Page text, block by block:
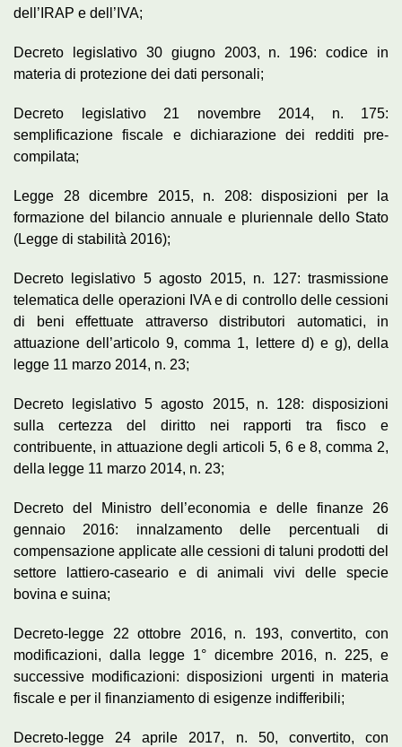
dell’IRAP e dell’IVA;
Decreto legislativo 30 giugno 2003, n. 196: codice in
materia di protezione dei dati personali;
Decreto legislativo 21 novembre 2014, n. 175:
semplificazione fiscale e dichiarazione dei redditi pre-
compilata;
Legge 28 dicembre 2015, n. 208: disposizioni per la
formazione del bilancio annuale e pluriennale dello Stato
(Legge di stabilità 2016);
Decreto legislativo 5 agosto 2015, n. 127: trasmissione
telematica delle operazioni IVA e di controllo delle cessioni
di beni effettuate attraverso distributori automatici, in
attuazione dell’articolo 9, comma 1, lettere d) e g), della
legge 11 marzo 2014, n. 23;
Decreto legislativo 5 agosto 2015, n. 128: disposizioni
sulla certezza del diritto nei rapporti tra fisco e
contribuente, in attuazione degli articoli 5, 6 e 8, comma 2,
della legge 11 marzo 2014, n. 23;
Decreto del Ministro dell’economia e delle finanze 26
gennaio 2016: innalzamento delle percentuali di
compensazione applicate alle cessioni di taluni prodotti del
settore lattiero-caseario e di animali vivi delle specie
bovina e suina;
Decreto-legge 22 ottobre 2016, n. 193, convertito, con
modificazioni, dalla legge 1° dicembre 2016, n. 225, e
successive modificazioni: disposizioni urgenti in materia
fiscale e per il finanziamento di esigenze indifferibili;
Decreto-legge 24 aprile 2017, n. 50, convertito, con